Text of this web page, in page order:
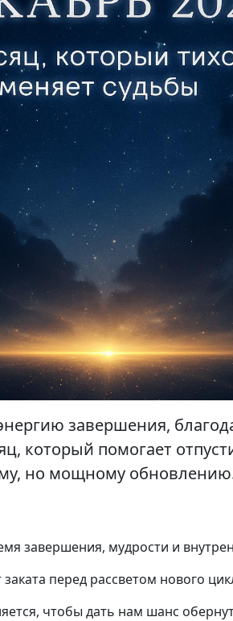
завершения,
который помогает
но мощному
завершения, мудрости и
перед рассветом нового
чтобы дать нам шанс